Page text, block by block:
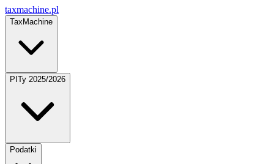
taxmachine.pl
TaxMachine
PITy 2025/2026
Podatki